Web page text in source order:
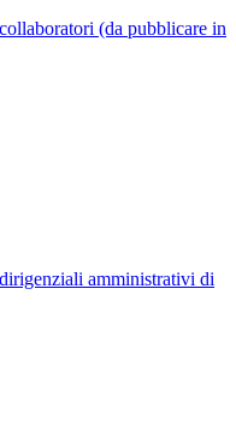
(da pubblicare in
amministrativi di